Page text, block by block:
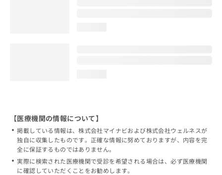
【医療機関の情報について】
掲載している情報は、株式会社マイナビおよび株式会社ウェルネスが
独自に収集したものです。正確な情報に努めておりますが、内容を完
全に保証するものではありません。
実際に検索された医療機関で受診を希望される場合は、必ず医療機関
に確認していただくことをお勧めします。